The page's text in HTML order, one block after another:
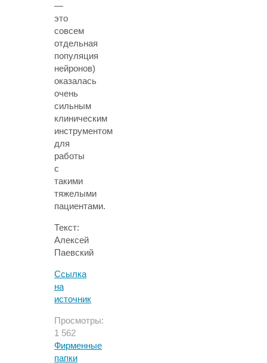
—
это
совсем
отдельная
популяция
нейронов)
оказалась
очень
сильным
клиническим
инструментом
для
работы
с
такими
тяжелыми
пациентами.
Текст:
Алексей
Паевский
Ссылка
на
источник
Просмотры:
1 562
Фирменные
папки